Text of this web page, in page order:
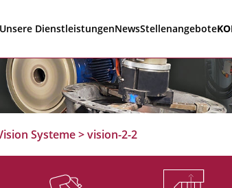
Unsere DienstleistungenNewsStellenangebote
Systeme>vision-2-2